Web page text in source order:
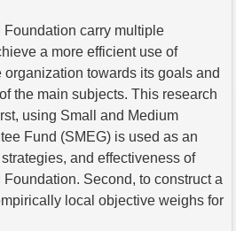
carry multiple
a more efficient use of
towards its goals and
the main subjects. This research
using Small and Medium
Fund (SMEG) is used as an
and effectiveness of
Second, to construct a
local objective weighs for